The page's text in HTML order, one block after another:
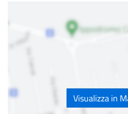
Visualizza in